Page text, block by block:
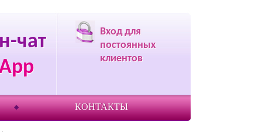
чат
Вход для
постоянных
клиентов
КОНТАКТЫ